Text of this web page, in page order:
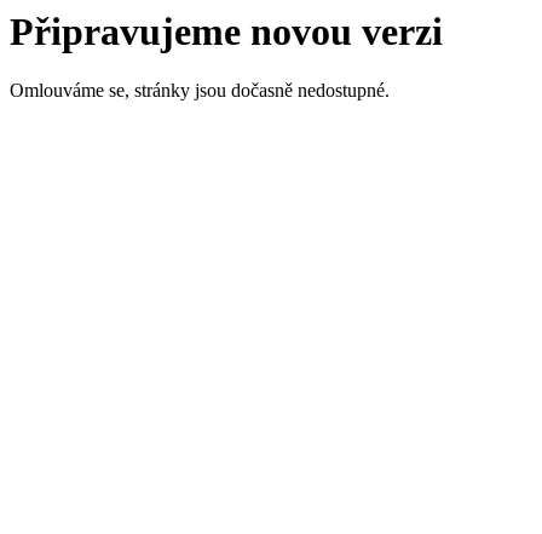
Připravujeme novou verzi
Omlouváme se, stránky jsou dočasně nedostupné.